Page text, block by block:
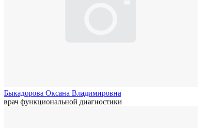
Быкадорова Оксана Владимировна
врач функциональной диагностики